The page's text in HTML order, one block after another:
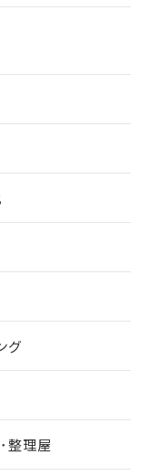
グ
整理屋